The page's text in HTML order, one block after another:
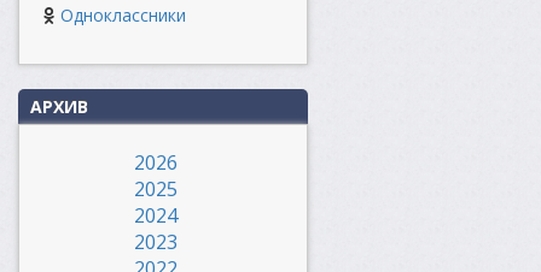
Одноклассники
АРХИВ
2026
2025
2024
2023